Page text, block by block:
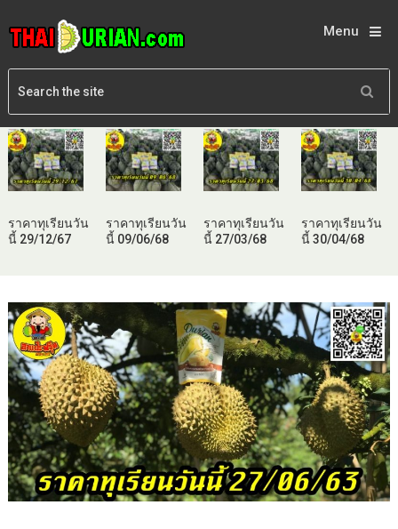
Menu
ราคาทุเรียนวัน
นี้ 29/12/67
ราคาทุเรียนวัน
นี้ 09/06/68
ราคาทุเรียนวัน
นี้ 27/03/68
ราคาทุเรียนวัน
นี้ 30/04/68